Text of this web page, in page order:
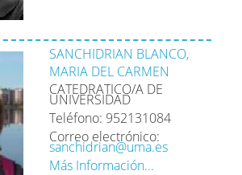
SANCHIDRIAN BLANCO,
MARIA DEL CARMEN
CATEDRATICO/A DE
UNIVERSIDAD
Teléfono: 952131084
Correo electrónico:
sanchidrian@uma.es
Más Información...